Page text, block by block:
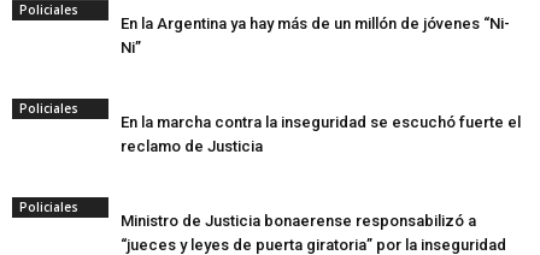
Policiales
En la Argentina ya hay más de un millón de jóvenes “Ni-
Ni”
Policiales
En la marcha contra la inseguridad se escuchó fuerte el
reclamo de Justicia
Policiales
Ministro de Justicia bonaerense responsabilizó a
“jueces y leyes de puerta giratoria” por la inseguridad